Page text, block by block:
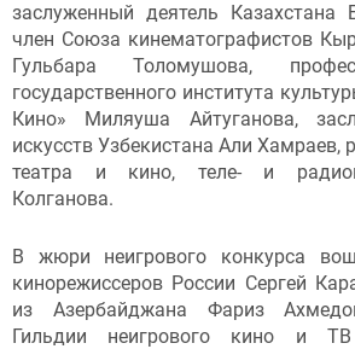
заслуженный деятель Казахстана
член Союза кинематографистов
Гульбара Толомушова,
государственного института
Кино» Миляуша Айтуганова,
искусств Узбекистана Али Хамраев,
театра и кино, теле- и
Колганова.
В жюри неигрового конкурса
кинорежиссеров России Сергей
из Азербайджана Фариз
Гильдии неигрового кино и